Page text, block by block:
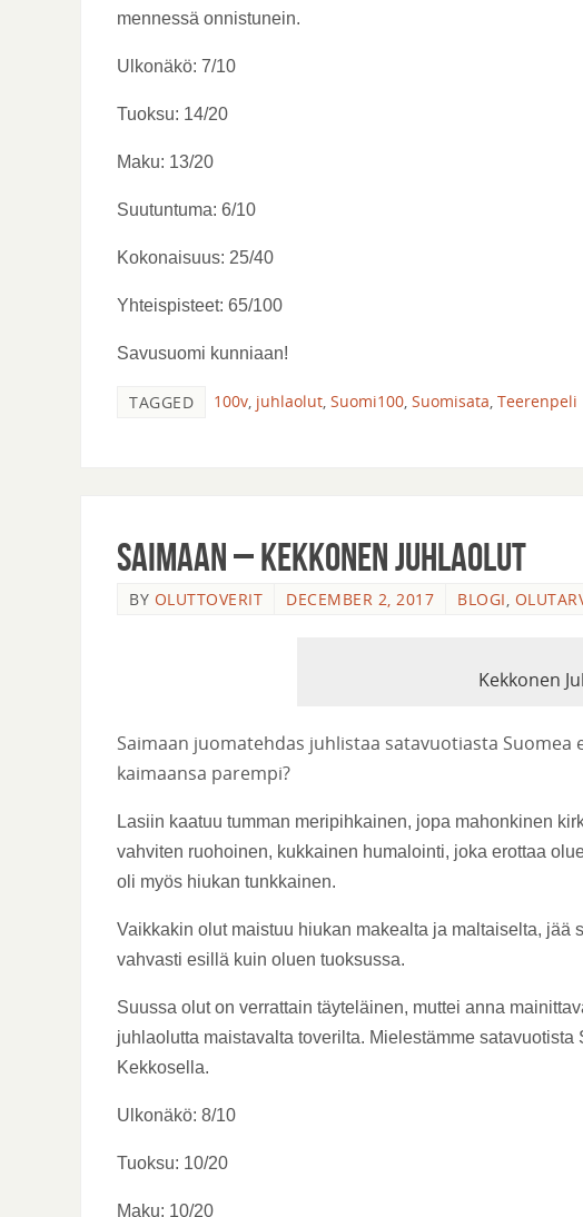
mennessä onnistunein.
Ulkonäkö: 7/10
Tuoksu: 14/20
Maku: 13/20
Suutuntuma: 6/10
Kokonaisuus: 25/40
Yhteispisteet: 65/100
Savusuomi kunniaan!
TAGGED 100v, juhlaolut, Suomi100, Suomisata, Teerenpeli
Saimaan – Kekkonen Juhlaolut
BY OLUTTOVERIT DECEMBER 2, 2017 BLOGI,
Kekkonen
Saimaan juomatehdas juhlistaa satavuotiasta
kaimaansa parempi?
Lasiin kaatuu tumman meripihkainen, jopa mahonkinen
vahviten ruohoinen, kukkainen humalointi, joka erottaa
oli myös hiukan tunkkainen.
Vaikkakin olut maistuu hiukan makealta ja maltaiselta,
vahvasti esillä kuin oluen tuoksussa.
Suussa olut on verrattain täyteläinen, muttei anna
juhlaolutta maistavalta toverilta. Mielestämme
Kekkosella.
Ulkonäkö: 8/10
Tuoksu: 10/20
Maku: 10/20